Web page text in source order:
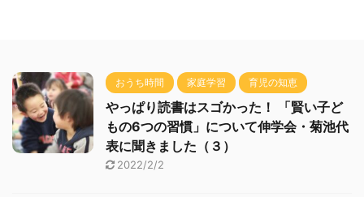
おうち時間 家庭学習 育児の知恵
やっぱり読書はスゴかった！ 「賢い子ど
もの6つの習慣」について伸学会・菊池代
表に聞きました（３）
2022/2/2